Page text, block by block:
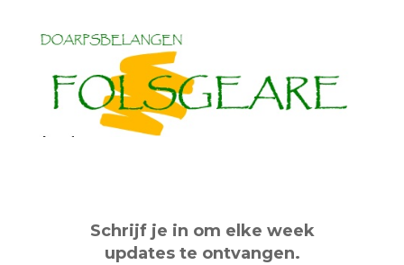
Schrijf je in om elke week
updates te ontvangen.